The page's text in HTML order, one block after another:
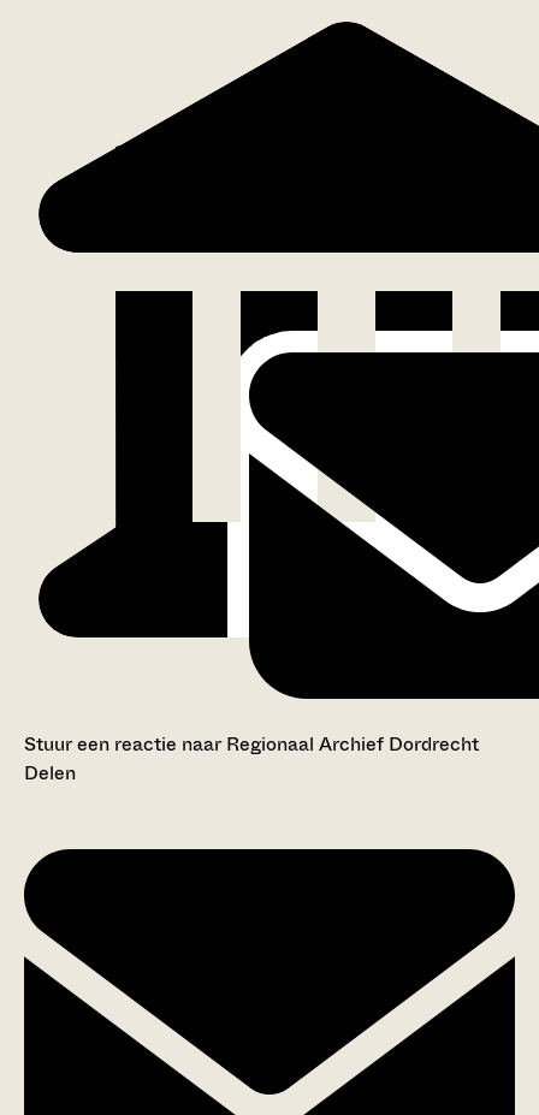
Stuur een reactie naar Regionaal Archief Dordrecht
Delen